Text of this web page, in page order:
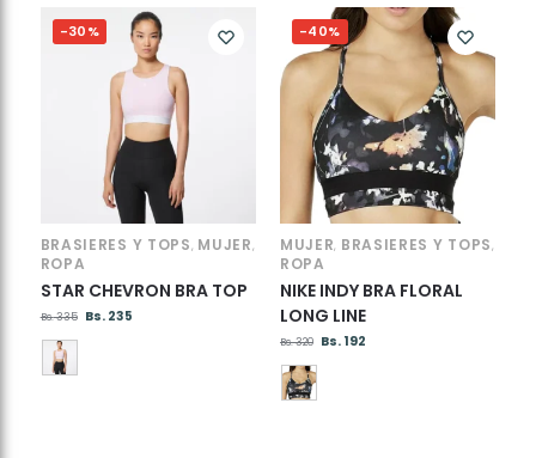
-30%
BRASIERES Y TOPS, MUJER,
ROPA
STAR CHEVRON BRA TOP
Bs.335 Bs. 235
-40%
MUJER, BRASIERES Y TOPS,
ROPA
NIKE INDY BRA FLORAL
LONG LINE
Bs.320 Bs. 192